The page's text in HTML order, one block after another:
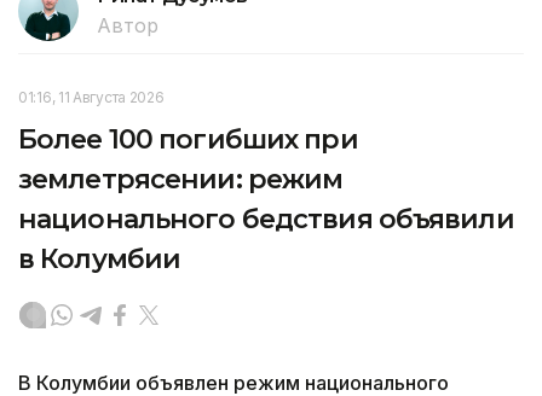
Автор
01:16, 11 Августа 2026
Более 100 погибших при
землетрясении: режим
национального бедствия объявили
в Колумбии
В Колумбии объявлен режим национального